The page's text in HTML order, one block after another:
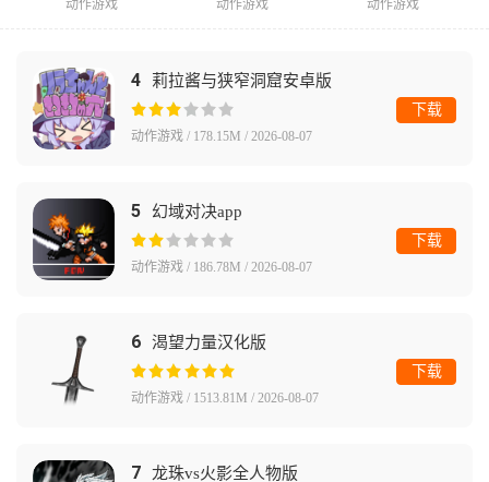
动作游戏 动作游戏 动作游戏
4 莉拉酱与狭窄洞窟安卓版
动作游戏 / 178.15M / 2026-08-07
下载
5 幻域对决app
动作游戏 / 186.78M / 2026-08-07
下载
6 渴望力量汉化版
动作游戏 / 1513.81M / 2026-08-07
下载
7 龙珠vs火影全人物版